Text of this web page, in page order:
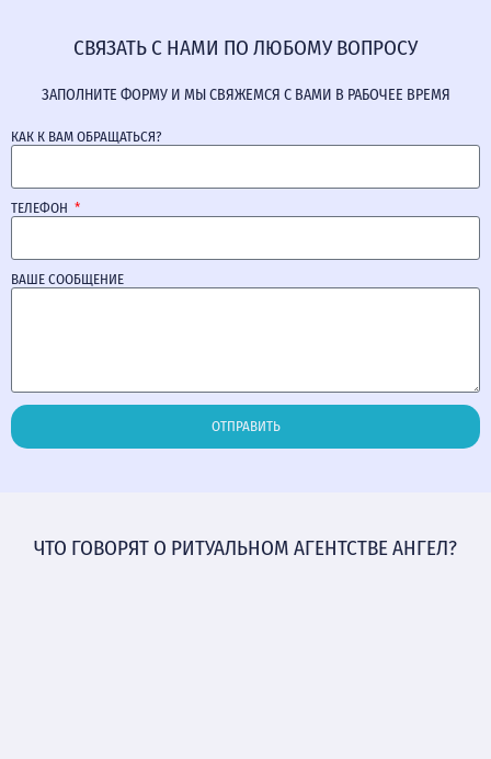
СВЯЗАТЬ С НАМИ ПО ЛЮБОМУ ВОПРОСУ
ЗАПОЛНИТЕ ФОРМУ И МЫ СВЯЖЕМСЯ С ВАМИ В РАБОЧЕЕ ВРЕМЯ
КАК К ВАМ ОБРАЩАТЬСЯ?
ТЕЛЕФОН
ВАШЕ СООБЩЕНИЕ
ОТПРАВИТЬ
ЧТО ГОВОРЯТ О РИТУАЛЬНОМ АГЕНТСТВЕ АНГЕЛ?